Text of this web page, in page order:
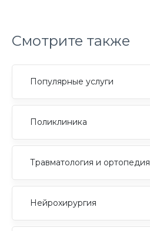
Смотрите также
Популярные услуги
Поликлиника
Травматология и ортопедия
Нейрохирургия